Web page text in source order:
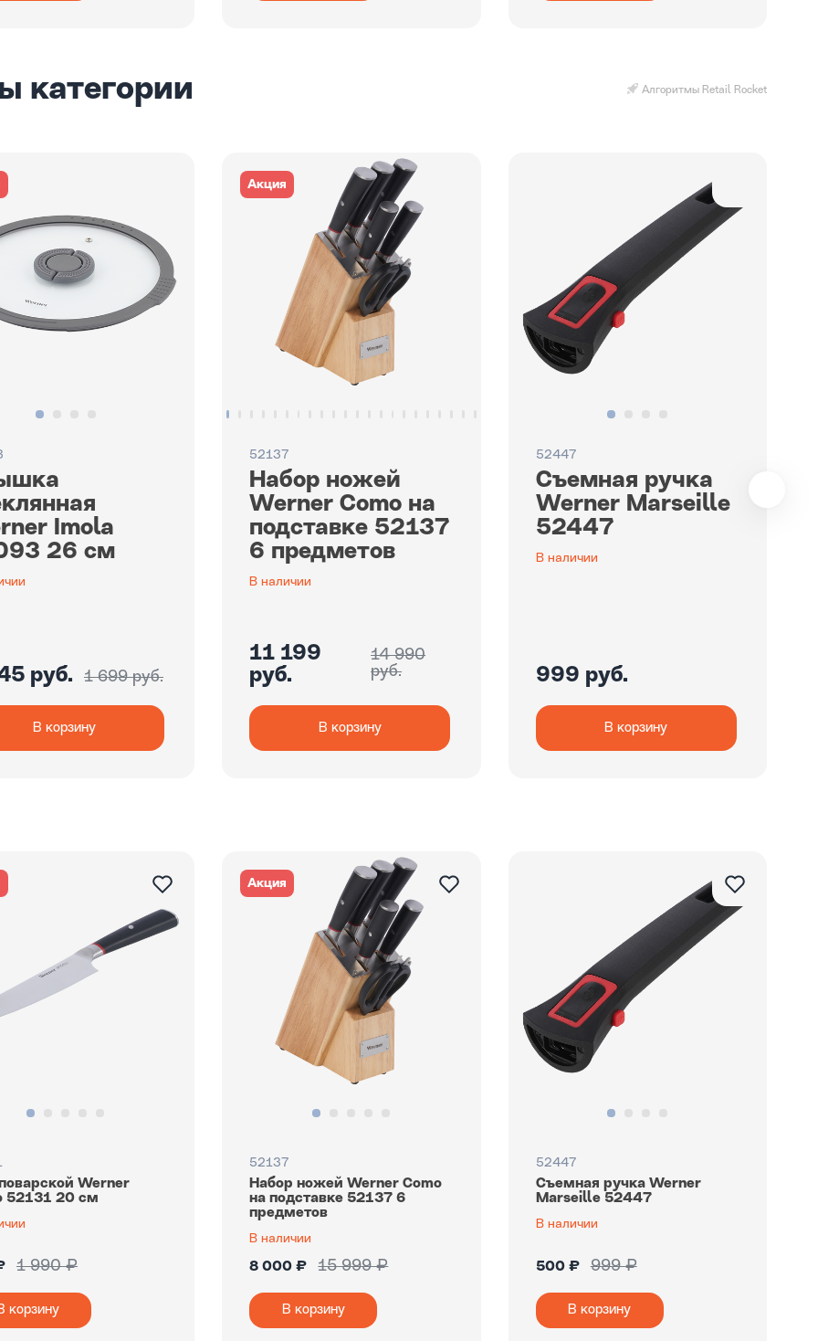
категории Алгоритмы Retail Rocket
Imola
26 см
руб. 1 699 руб.
В корзину
Акция
52137
Набор ножей
Werner Como на
подставке 52137
6 предметов
В наличии
11 199
руб.
14 990
руб.
В корзину
52447
Съемная ручка
Werner Marseille
52447
В наличии
999 руб.
В корзину
Werner
52131 20 см
1 990 ₽
корзину
Акция
52137
Набор ножей Werner Como
на подставке 52137 6
предметов
В наличии
8 000 ₽ 15 999 ₽
В корзину
52447
Съемная ручка Werner
Marseille 52447
В наличии
500 ₽ 999 ₽
В корзину